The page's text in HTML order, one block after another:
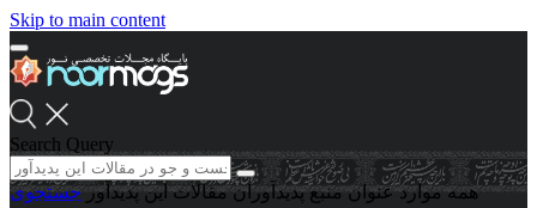
Skip to main content
Search Query
همه موارد عنوان منبع پدیدآوران مقالات این پدیدآور جستجوی